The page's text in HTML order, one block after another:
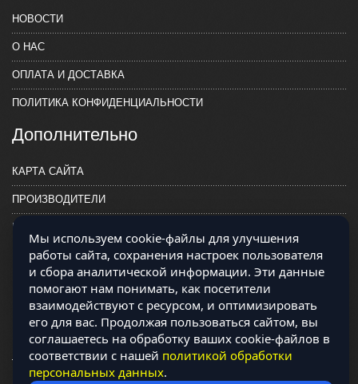
НОВОСТИ
О НАС
ОПЛАТА И ДОСТАВКА
ПОЛИТИКА КОНФИДЕНЦИАЛЬНОСТИ
Дополнительно
КАРТА САЙТА
ПРОИЗВОДИТЕЛИ
КОНТАКТЫ
Мы используем cookie-файлы для улучшения
работы сайта, сохранения настроек пользователя
и сбора аналитической информации. Эти данные
помогают нам понимать, как посетители
взаимодействуют с ресурсом, и оптимизировать
его для вас. Продолжая пользоваться сайтом, вы
соглашаетесь на обработку ваших cookie-файлов в
соответствии с нашей политикой обработки
персональных данных.